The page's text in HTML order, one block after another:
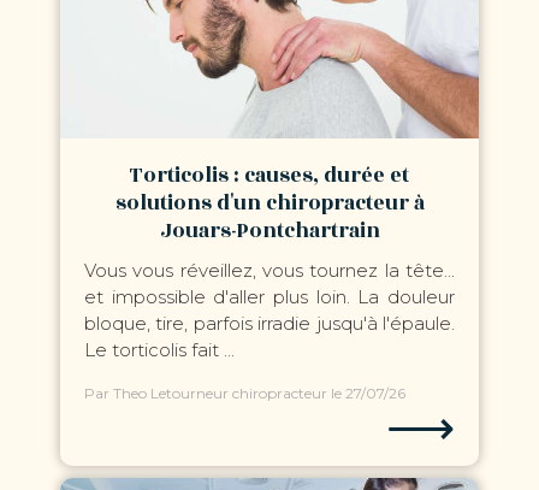
Torticolis : causes, durée et
solutions d'un chiropracteur à
Jouars-Pontchartrain
Vous vous réveillez, vous tournez la tête...
et impossible d'aller plus loin. La douleur
bloque, tire, parfois irradie jusqu'à l'épaule.
Le torticolis fait ...
Par Theo Letourneur chiropracteur le 27/07/26
⟶